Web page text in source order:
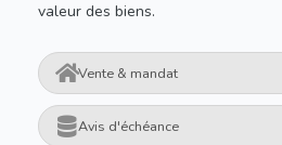
valeur des biens.
Vente & mandat
Avis d'échéance